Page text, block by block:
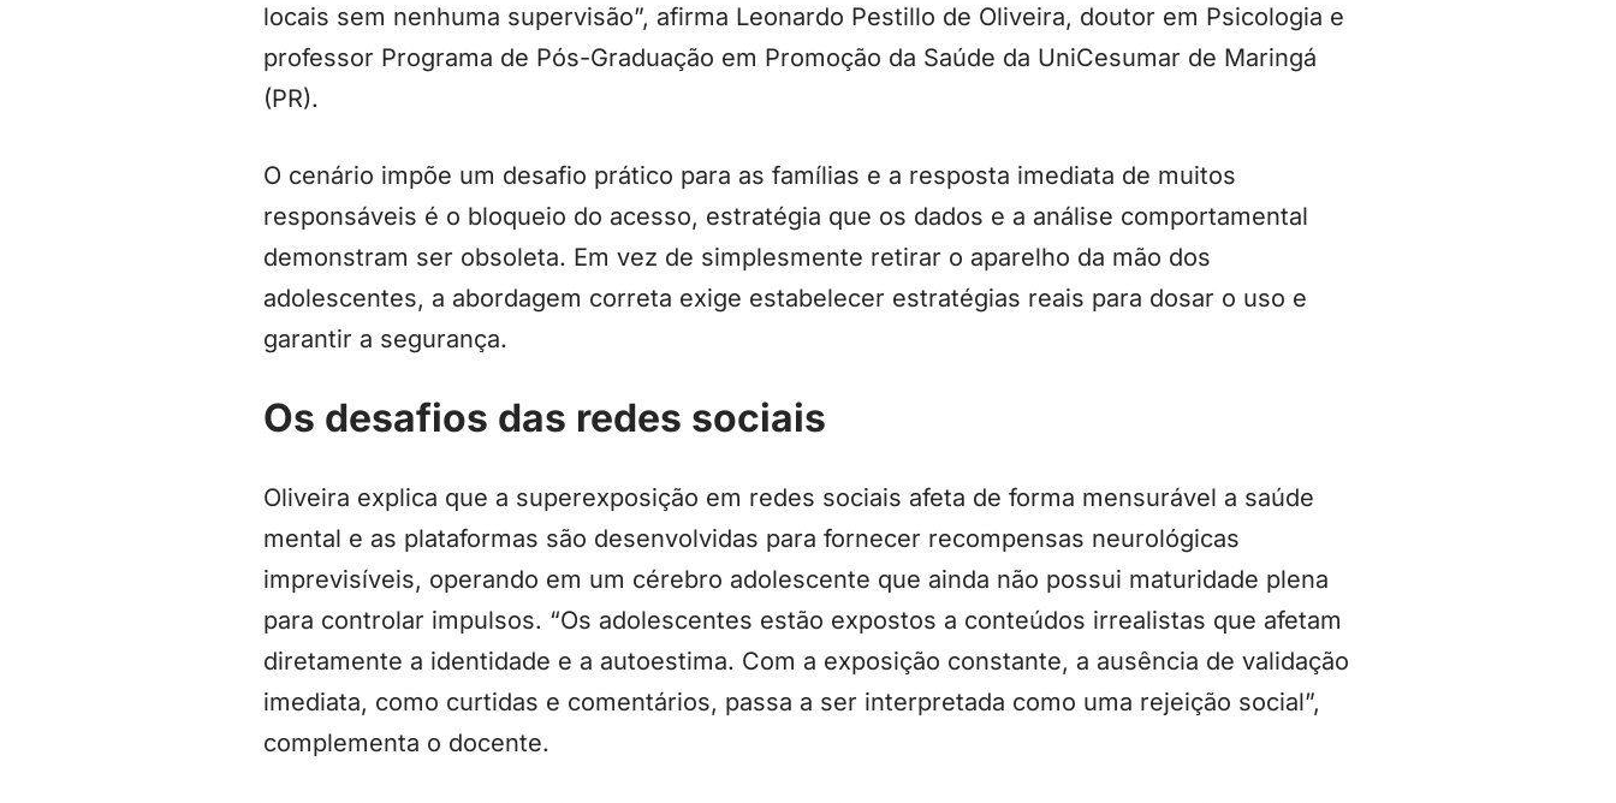
locais sem nenhuma supervisão”, afirma Leonardo Pestillo de Oliveira, doutor em Psicologia e
professor Programa de Pós-Graduação em Promoção da Saúde da UniCesumar de Maringá
(PR).
O cenário impõe um desafio prático para as famílias e a resposta imediata de muitos
responsáveis é o bloqueio do acesso, estratégia que os dados e a análise comportamental
demonstram ser obsoleta. Em vez de simplesmente retirar o aparelho da mão dos
adolescentes, a abordagem correta exige estabelecer estratégias reais para dosar o uso e
garantir a segurança.
Os desafios das redes sociais
Oliveira explica que a superexposição em redes sociais afeta de forma mensurável a saúde
mental e as plataformas são desenvolvidas para fornecer recompensas neurológicas
imprevisíveis, operando em um cérebro adolescente que ainda não possui maturidade plena
para controlar impulsos. “Os adolescentes estão expostos a conteúdos irrealistas que afetam
diretamente a identidade e a autoestima. Com a exposição constante, a ausência de validação
imediata, como curtidas e comentários, passa a ser interpretada como uma rejeição social”,
complementa o docente.